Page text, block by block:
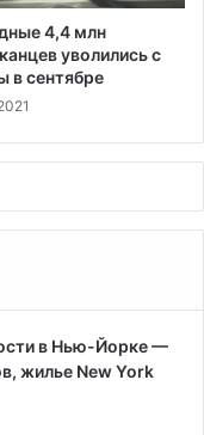
4,4 млн
уволились с
в сентябре
в Нью-Йорке —
жилье New York